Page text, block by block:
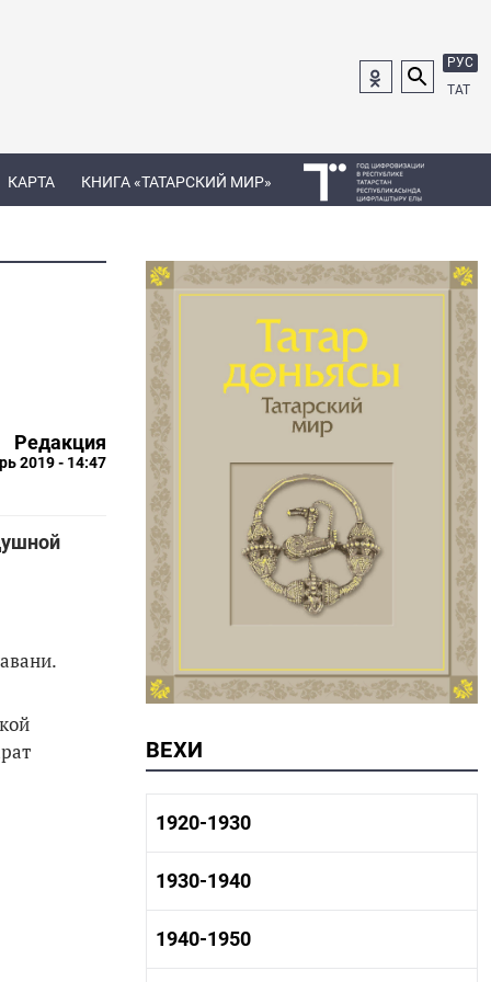
РУС
ТАТ
КАРТА КНИГА «ТАТАРСКИЙ МИР»
Редакция
2019 - 14:47
ВЕХИ
1920-1930
1920-1930 история
1920-1930 культура
1930-1940
1930-1940 история
1930-1940 культура
1940-1950